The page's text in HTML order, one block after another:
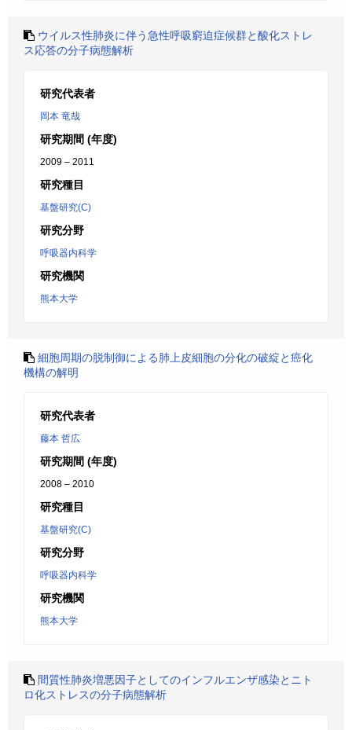
ウイルス性肺炎に伴う急性呼吸窮迫症候群と酸化ストレ
ス応答の分子病態解析
研究代表者
岡本 竜哉
研究期間 (年度)
2009 – 2011
研究種目
基盤研究(C)
研究分野
呼吸器内科学
研究機関
熊本大学
細胞周期の脱制御による肺上皮細胞の分化の破綻と癌化
機構の解明
研究代表者
藤本 哲広
研究期間 (年度)
2008 – 2010
研究種目
基盤研究(C)
研究分野
呼吸器内科学
研究機関
熊本大学
間質性肺炎増悪因子としてのインフルエンザ感染とニト
ロ化ストレスの分子病態解析